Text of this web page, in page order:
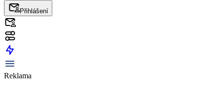
Přihlášení
Reklama